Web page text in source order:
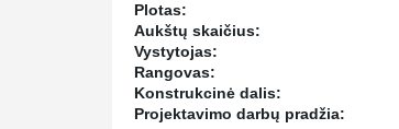
Plotas:
Aukštų skaičius:
Vystytojas:
Rangovas:
Konstrukcinė dalis:
Projektavimo darbų pradžia: